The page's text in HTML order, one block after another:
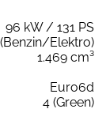
96 kW / 131 PS
Elektro)
1.469 cm³
Euro6d
4 (Green)